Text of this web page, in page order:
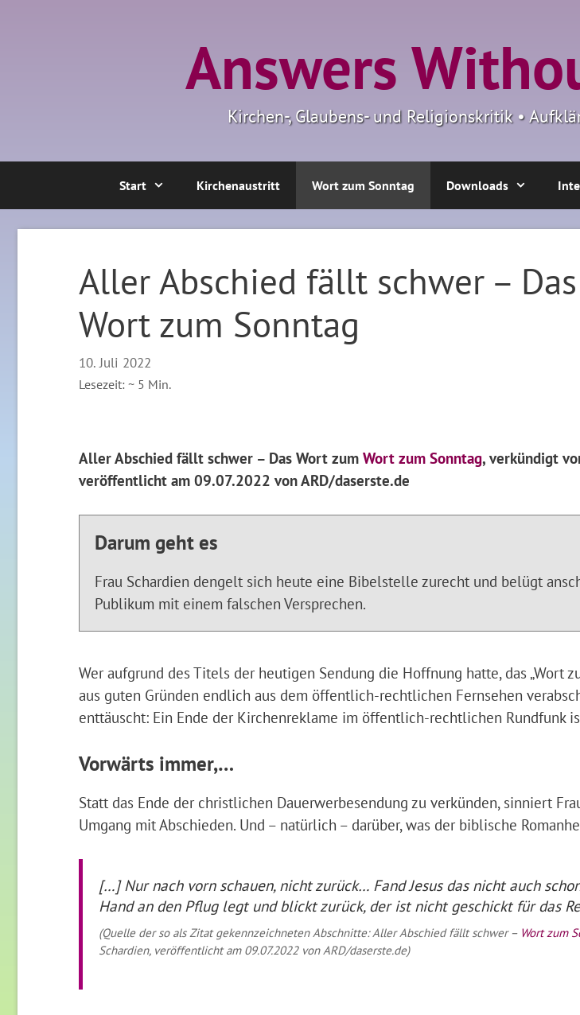
Answers
Kirchen-, Glaubens- und Religionskritik •
Start Kirchenaustritt Wort zum Sonntag Downloads
Aller Abschied fällt schwer –
Wort zum Sonntag
10. Juli 2022
Lesezeit: ~ 5 Min.
Aller Abschied fällt schwer – Das Wort zum Wort zum Sonntag, verkündigt
veröffentlicht am 09.07.2022 von ARD/daserste.de
Darum geht es
Frau Schardien dengelt sich heute eine Bibelstelle zurecht und belügt
Publikum mit einem falschen Versprechen.
Wer aufgrund des Titels der heutigen Sendung die Hoffnung hatte, das „Wort
aus guten Gründen endlich aus dem öffentlich-rechtlichen Fernsehen
enttäuscht: Ein Ende der Kirchenreklame im öffentlich-rechtlichen Rundfunk
Vorwärts immer,…
Statt das Ende der christlichen Dauerwerbesendung zu verkünden, sinniert
Umgang mit Abschieden. Und – natürlich – darüber, was der biblische
[…] Nur nach vorn schauen, nicht zurück… Fand Jesus das nicht auch
Hand an den Pflug legt und blickt zurück, der ist nicht geschickt für das
(Quelle der so als Zitat gekennzeichneten Abschnitte: Aller Abschied fällt schwer – Wort zum
Schardien, veröffentlicht am 09.07.2022 von ARD/daserste.de)